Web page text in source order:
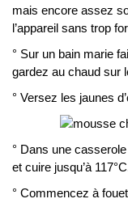
mais encore assez
l’appareil sans trop
° Sur un bain marie
gardez au chaud sur
° Versez les jaunes
° Dans une
et cuire jusqu’à
° Commencez à